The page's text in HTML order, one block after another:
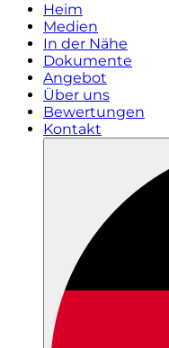
Heim
Medien
In der Nähe
Dokumente
Angebot
Über uns
Bewertungen
Kontakt